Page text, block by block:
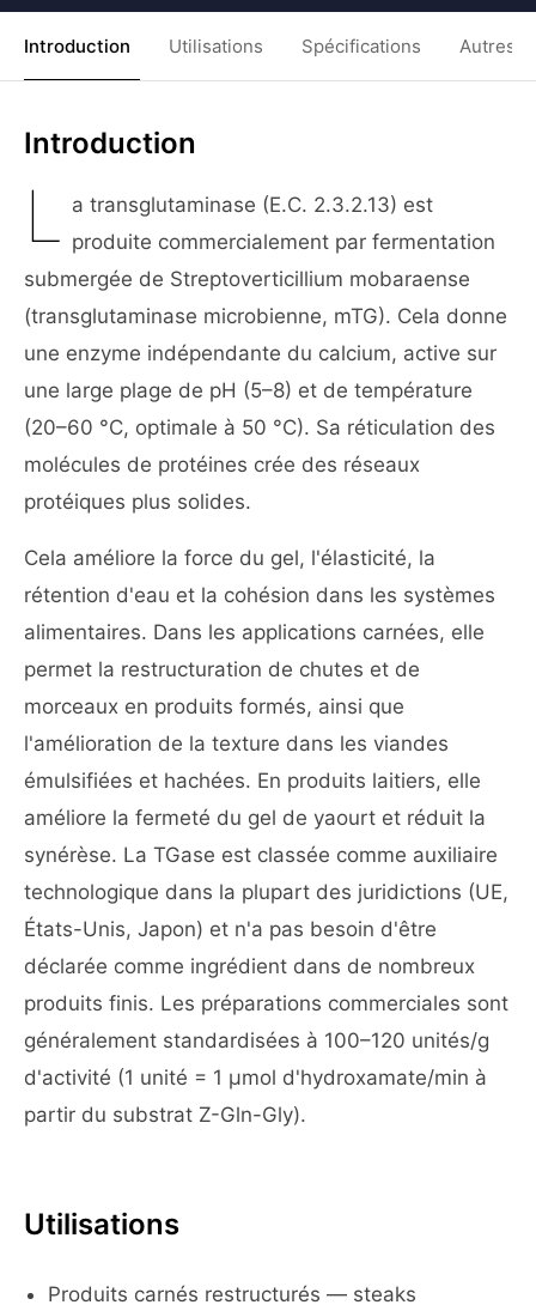
Introduction Utilisations Spécifications Autres
Introduction
L a transglutaminase (E.C. 2.3.2.13) est
produite commercialement par fermentation
submergée de Streptoverticillium mobaraense
(transglutaminase microbienne, mTG). Cela donne
une enzyme indépendante du calcium, active sur
une large plage de pH (5–8) et de température
(20–60 °C, optimale à 50 °C). Sa réticulation des
molécules de protéines crée des réseaux
protéiques plus solides.
Cela améliore la force du gel, l'élasticité, la
rétention d'eau et la cohésion dans les systèmes
alimentaires. Dans les applications carnées, elle
permet la restructuration de chutes et de
morceaux en produits formés, ainsi que
l'amélioration de la texture dans les viandes
émulsifiées et hachées. En produits laitiers, elle
améliore la fermeté du gel de yaourt et réduit la
synérèse. La TGase est classée comme auxiliaire
technologique dans la plupart des juridictions (UE,
États-Unis, Japon) et n'a pas besoin d'être
déclarée comme ingrédient dans de nombreux
produits finis. Les préparations commerciales sont
généralement standardisées à 100–120 unités/g
d'activité (1 unité = 1 µmol d'hydroxamate/min à
partir du substrat Z-Gln-Gly).
Utilisations
Produits carnés restructurés — steaks